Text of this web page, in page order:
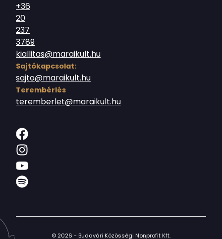
+36
20
237
3789
kiallitas@maraikult.hu
Sajtókapcsolat:
sajto@maraikult.hu
Terembérlés
teremberlet@maraikult.hu
© 2026 - Budavári Közösségi Nonprofit Kft.